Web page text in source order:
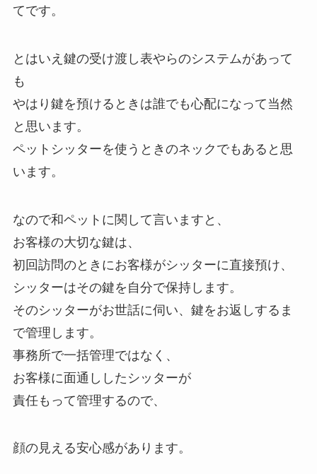
てです。
とはいえ鍵の受け渡し表やらのシステムがあって
も
やはり鍵を預けるときは誰でも心配になって当然
と思います。
ペットシッターを使うときのネックでもあると思
います。
なので和ペットに関して言いますと、
お客様の大切な鍵は、
初回訪問のときにお客様がシッターに直接預け、
シッターはその鍵を自分で保持します。
そのシッターがお世話に伺い、鍵をお返しするま
で管理します。
事務所で一括管理ではなく、
お客様に面通ししたシッターが
責任もって管理するので、
顔の見える安心感があります。